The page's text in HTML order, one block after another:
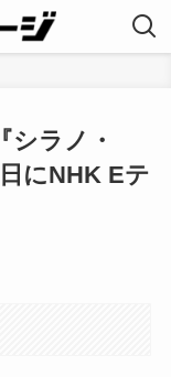
シラノ・
にNHK Eテ